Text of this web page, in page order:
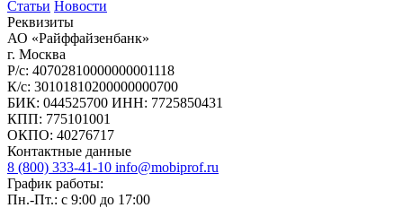
Статьи Новости
Реквизиты
АО «Райффайзенбанк»
г. Москва
Р/с: 40702810000000001118
К/с: 30101810200000000700
БИК: 044525700 ИНН: 7725850431
КПП: 775101001
ОКПО: 40276717
Контактные данные
8 (800) 333-41-10 info@mobiprof.ru
График работы:
Пн.-Пт.: с 9:00 до 17:00